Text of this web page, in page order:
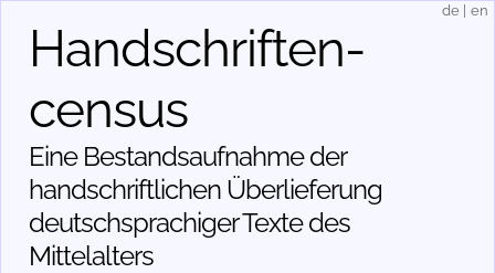
Handschriften­
census
Eine Bestandsaufnahme der
handschriftlichen Über­lieferung
deutschsprachiger Texte des
Mittelalters
de en